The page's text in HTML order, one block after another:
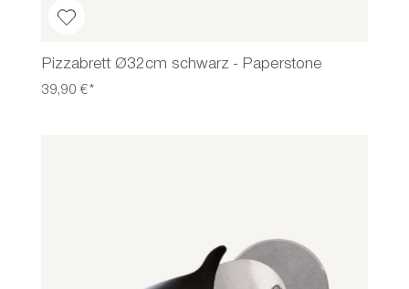
Pizzabrett Ø32cm schwarz - Paperstone
39,90 €*